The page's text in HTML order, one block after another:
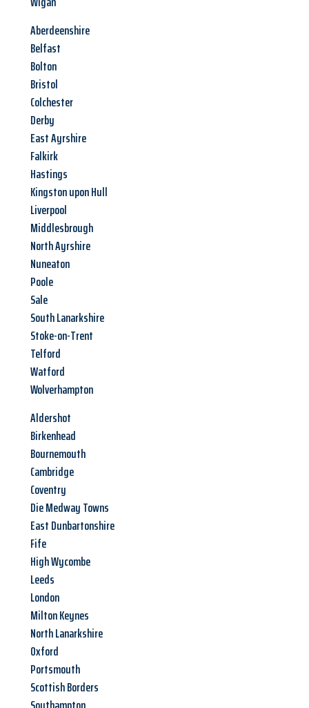
Aberdeenshire
Belfast
Bolton
Bristol
Colchester
Derby
East Ayrshire
Falkirk
Hastings
Kingston upon Hull
Liverpool
Middlesbrough
North Ayrshire
Nuneaton
Poole
Sale
South Lanarkshire
Stoke-on-Trent
Telford
Watford
Wolverhampton
Aldershot
Birkenhead
Bournemouth
Cambridge
Coventry
Die Medway Towns
East Dunbartonshire
Fife
High Wycombe
Leeds
London
Milton Keynes
North Lanarkshire
Oxford
Portsmouth
Scottish Borders